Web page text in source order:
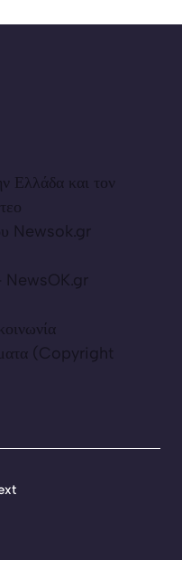
Ελλάδα και τον
Newsok.gr
NewsOK.gr
(Copyright